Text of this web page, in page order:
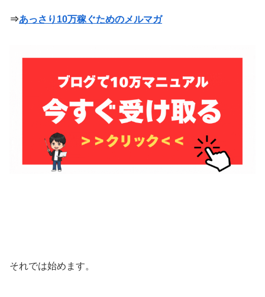
⇒あっさり10万稼ぐためのメルマガ
それでは始めます。